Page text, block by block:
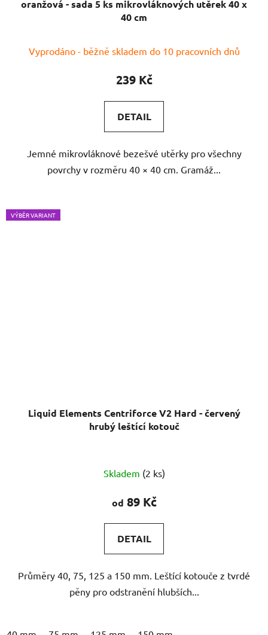
oranžová - sada 5 ks mikrovláknových utěrek 40 x
40 cm
hodnocení
produktu
5,0
z
hvězdiček.
Vyprodáno - běžně skladem do 10 pracovních dnů
239 Kč
DETAIL
Jemné mikrovláknové bezešvé utěrky pro všechny
povrchy v rozměru 40 × 40 cm. Gramáž...
VÝBĚR VARIANT
Liquid Elements Centriforce V2 Hard - červený
hrubý leštící kotouč
hodnocení
produktu
3,0
z
hvězdiček.
Skladem (2 ks)
od 89 Kč
DETAIL
Průměry 40, 75, 125 a 150 mm. Leštící kotouče z tvrdé
pěny pro odstranění hlubších...